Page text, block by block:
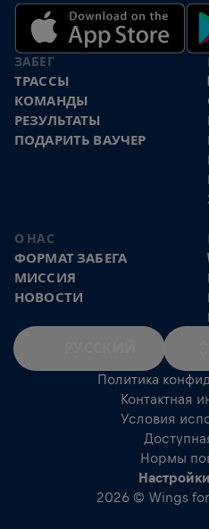
ЗАБЕГ
ТРАССЫ
КОМАНДЫ
РЕЗУЛЬТАТЫ
ПОДАРИТЬ ВАУЧЕР
О НАС
ФОРМАТ ЗАБЕГА
МИССИЯ
НОВОСТИ
Политика
Контактная
Условия
Нормы
2026 © Wings